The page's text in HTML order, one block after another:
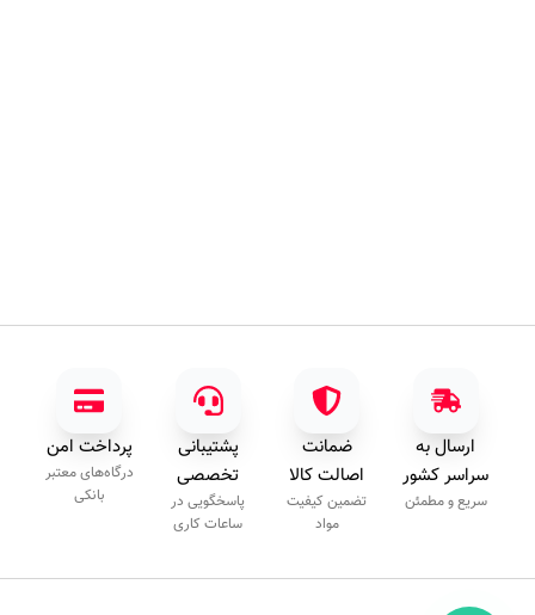
ارسال به
سراسر کشور
سریع و مطمئن
ضمانت
اصالت کالا
تضمین کیفیت
مواد
پشتیبانی
تخصصی
پاسخگویی در
ساعات کاری
پرداخت امن
درگاه‌های معتبر
بانکی